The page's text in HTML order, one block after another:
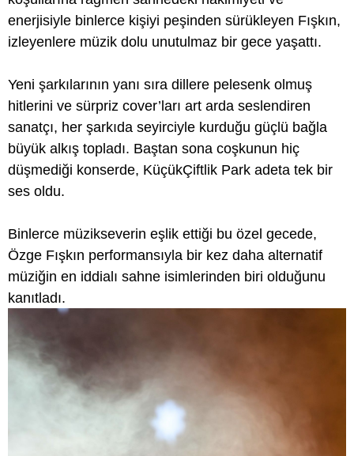
enerjisiyle binlerce kişiyi peşinden sürükleyen Fışkın,
izleyenlere müzik dolu unutulmaz bir gece yaşattı.
Yeni şarkılarının yanı sıra dillere pelesenk olmuş
hitlerini ve sürpriz cover’ları art arda seslendiren
sanatçı, her şarkıda seyirciyle kurduğu güçlü bağla
büyük alkış topladı. Baştan sona coşkunun hiç
düşmediği konserde, KüçükÇiftlik Park adeta tek bir
ses oldu.
Binlerce müzikseverin eşlik ettiği bu özel gecede,
Özge Fışkın performansıyla bir kez daha alternatif
müziğin en iddialı sahne isimlerinden biri olduğunu
kanıtladı.